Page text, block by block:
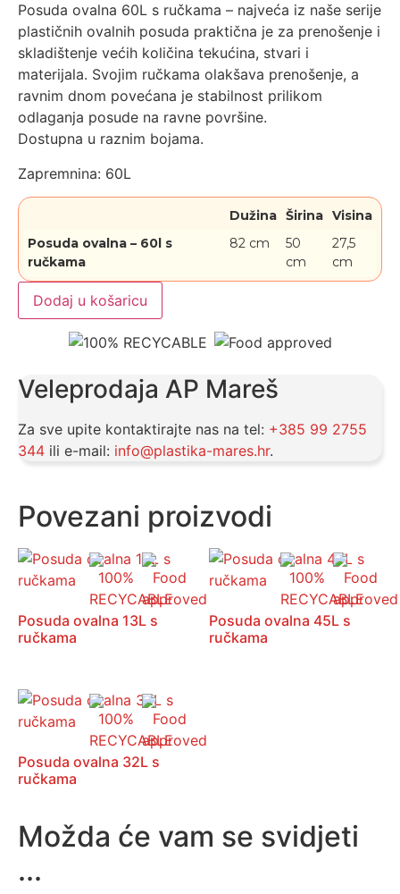
Posuda ovalna 60L s ručkama – najveća iz naše serije
plastičnih ovalnih posuda praktična je za prenošenje i
skladištenje većih količina tekućina, stvari i
materijala. Svojim ručkama olakšava prenošenje, a
ravnim dnom povećana je stabilnost prilikom
odlaganja posude na ravne površine.
Dostupna u raznim bojama.
Zapremnina: 60L
Dužina Širina Visina
Posuda ovalna – 60l s
ručkama
82 cm
50
cm
27,5
cm
Dodaj u košaricu
Veleprodaja AP Mareš
Za sve upite kontaktirajte nas na tel: +385 99 2755
344 ili e-mail: info@plastika-mares.hr.
Povezani proizvodi
Posuda ovalna 13L s
ručkama
Posuda ovalna 45L s
ručkama
Posuda ovalna 32L s
ručkama
Možda će vam se svidjeti
...